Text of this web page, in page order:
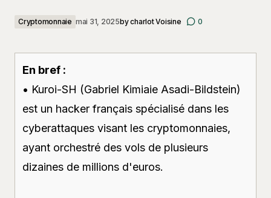
Cryptomonnaie mai 31, 2025bycharlot Voisine 0
En bref :
• Kuroi-SH (Gabriel Kimiaie Asadi-Bildstein)
est un hacker français spécialisé dans les
cyberattaques visant les cryptomonnaies,
ayant orchestré des vols de plusieurs
dizaines de millions d'euros.